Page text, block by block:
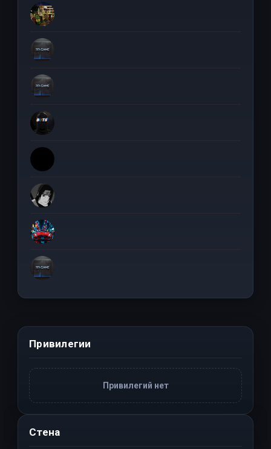
Привилегии
Привилегий нет
Стена